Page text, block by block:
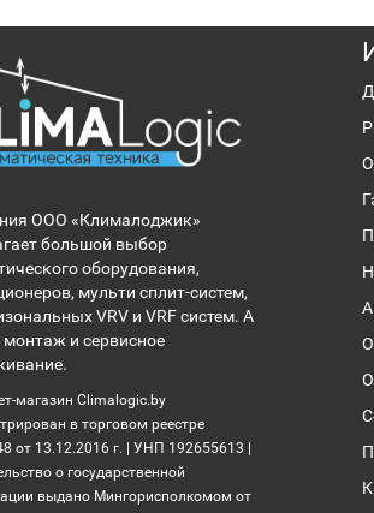
ООО «Клималоджик»
большой выбор
оборудования,
мульти сплит-систем,
VRV и VRF систем. А
и сервисное
магазин Climalogic.by
в торговом реестре
от 13.12.2016 г. | УНП 192655613 |
о государственной
выдано Мингорисполкомом от